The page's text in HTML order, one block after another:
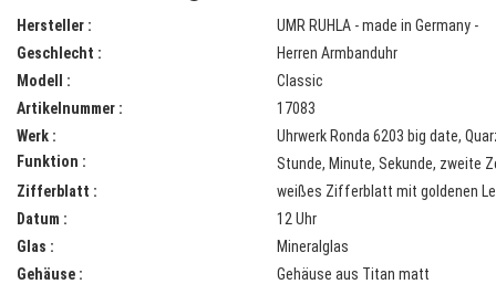
Hersteller :
UMR RUHLA - made in Germany -
Geschlecht :
Herren Armbanduhr
Modell :
Classic
Artikelnummer :
17083
Werk :
Uhrwerk Ronda 6203 big date,
Funktion :
Stunde, Minute, Sekunde, zweite
Zifferblatt :
weißes Zifferblatt mit goldenen
Datum :
12 Uhr
Glas :
Mineralglas
Gehäuse :
Gehäuse aus Titan matt